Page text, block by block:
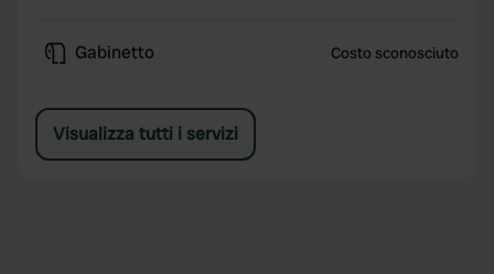
Gabinetto Costo sconosciuto
Visualizza tutti i servizi